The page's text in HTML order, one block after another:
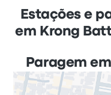
Estações e
em Krong
Paragem